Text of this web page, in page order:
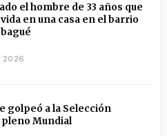
el hombre de 33 años que
en una casa en el barrio
2026
golpeó a la Selección
pleno Mundial